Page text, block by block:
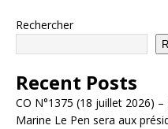
Rechercher
Recent Posts
CO N°1375 (18 juillet 2026)
Marine Le Pen sera aux